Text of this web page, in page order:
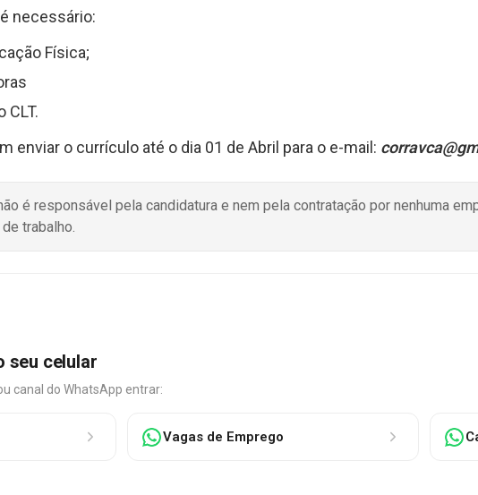
necessário:
Física;
CLT.
enviar o currículo até o dia 01 de Abril para o e-mail:
é responsável pela candidatura e nem pela contratação por nenhuma
trabalho.
seu celular
canal do WhatsApp entrar:
Vagas de Emprego